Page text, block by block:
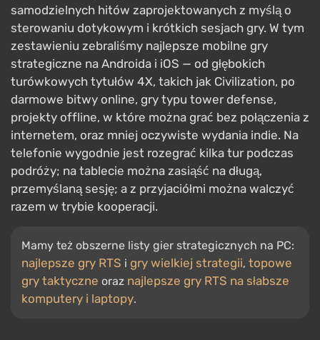
samodzielnych hitów zaprojektowanych z myślą o
sterowaniu dotykowym i krótkich sesjach gry. W tym
zestawieniu zebraliśmy najlepsze mobilne gry
strategiczne na Androida i iOS — od głębokich
turówkowych tytułów 4X, takich jak Civilization, po
darmowe bitwy online, gry typu tower defense,
projekty offline, w które można grać bez połączenia z
internetem, oraz mniej oczywiste wydania indie. Na
telefonie wygodnie jest rozegrać kilka tur podczas
podróży; na tablecie można zasiąść na długą,
przemyślaną sesję; a z przyjaciółmi można walczyć
razem w trybie kooperacji.
Mamy też obszerne listy gier strategicznych na PC:
najlepsze gry RTS i gry wielkiej strategii, topowe
gry taktyczne oraz najlepsze gry RTS na słabsze
komputery i laptopy.